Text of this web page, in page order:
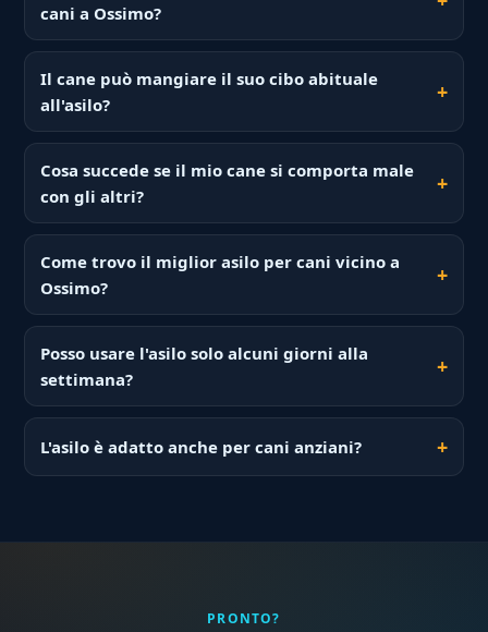
cani a Ossimo?
Il cane può mangiare il suo cibo abituale
all'asilo?
Cosa succede se il mio cane si comporta male
con gli altri?
Come trovo il miglior asilo per cani vicino a
Ossimo?
Posso usare l'asilo solo alcuni giorni alla
settimana?
L'asilo è adatto anche per cani anziani?
PRONTO?